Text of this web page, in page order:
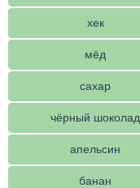
хек
мёд
сахар
чёрный шоколад
апельсин
банан